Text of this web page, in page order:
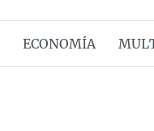
ECONOMÍA